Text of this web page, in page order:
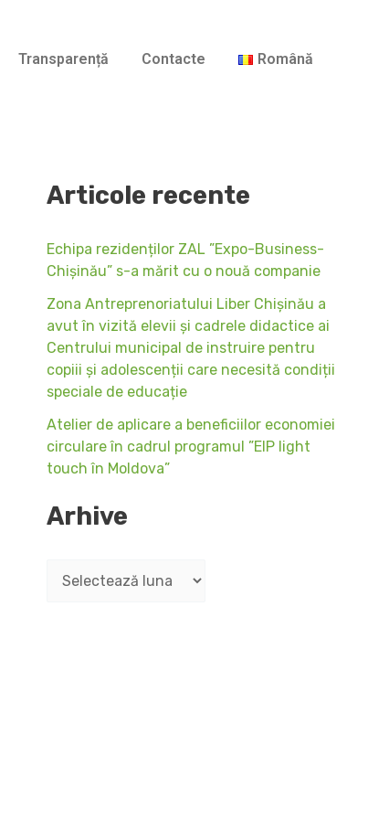
Transparență Contacte Română
Articole recente
Echipa rezidenților ZAL ”Expo-Business-
Chișinău” s-a mărit cu o nouă companie
Zona Antreprenoriatului Liber Chișinău a
avut în vizită elevii și cadrele didactice ai
Centrului municipal de instruire pentru
copiii și adolescenții care necesită condiții
speciale de educație
Atelier de aplicare a beneficiilor economiei
circulare în cadrul programul ”EIP light
touch în Moldova”
Arhive